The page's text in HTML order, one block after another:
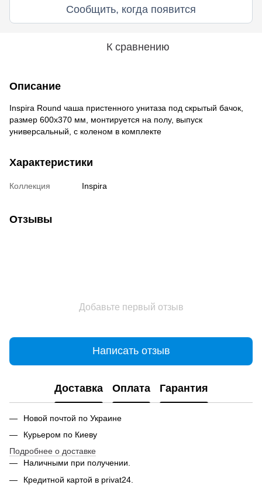
Сообщить, когда появится
К сравнению
Описание
Inspira Round чаша пристенного унитаза под скрытый бачок,
размер 600х370 мм, монтируется на полу, выпуск
универсальный, с коленом в комплекте
Характеристики
Коллекция Inspira
Отзывы
Добавьте первый отзыв
Написать отзыв
Доставка Оплата Гарантия
Новой почтой по Украине
Курьером по Киеву
Подробнее о доставке
Наличными при получении.
Кредитной картой в privat24.